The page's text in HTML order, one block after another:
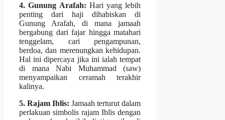
4. Gunung Arafah: Hari yang lebih
penting dari haji dihabiskan di
Gunung Arafah, di mana jamaah
bergabung dari fajar hingga matahari
tenggelam, cari pengampunan,
berdoa, dan merenungkan kehidupan.
Hal ini dipercaya jika ini ialah tempat
di mana Nabi Muhammad (saw)
menyampaikan ceramah terakhir
kalinya.
5. Rajam Iblis: Jamaah terturut dalam
perlakuan simbolis rajam Iblis dengan